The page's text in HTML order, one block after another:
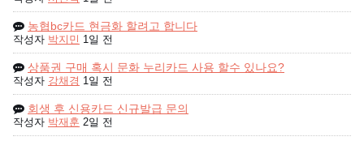
농협bc카드 현금화 할려고 합니다
작성자 박지민 1일 전
상품권 구매 혹시 문화 누리카드 사용 할수 있나요?
작성자 강채경 1일 전
회생 후 신용카드 신규발급 문의
작성자 박재훈 2일 전